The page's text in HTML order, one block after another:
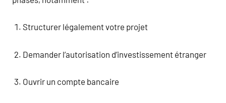
Structurer légalement votre projet
Demander l’autorisation d’investissement étranger
Ouvrir un compte bancaire